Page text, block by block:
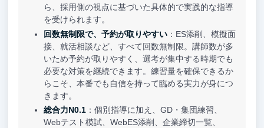
ら、採用側の視点に基づいた具体的で実践的な指導
を受けられます。
回数無制限で、予約が取りやすい：ES添削、模擬面
接、就活相談など、すべて回数無制限。講師数が多
いため予約が取りやすく、選考が集中する時期でも
必要な対策を継続できます。練習量を確保できるか
らこそ、本番でも自信を持って臨める実力が身につ
きます。
総合力N0.1：個別指導に加え、GD・集団練習、
Webテスト模試、WebES添削、企業締切一覧、